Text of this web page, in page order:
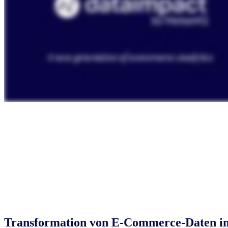
Transformation von E-Commerce-Daten